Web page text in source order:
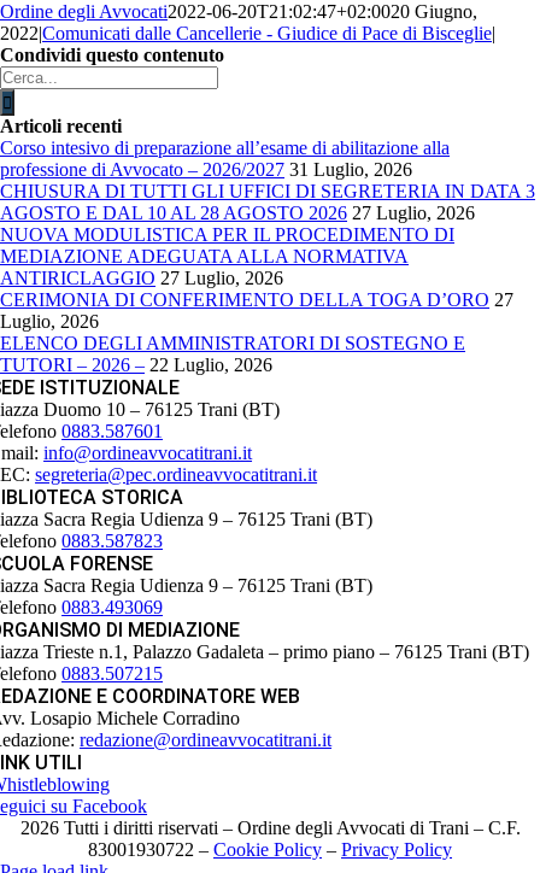
Ordine degli Avvocati2022-06-20T21:02:47+02:0020 Giugno,
2022|Comunicati dalle Cancellerie - Giudice di Pace di Bisceglie|
Condividi questo contenuto
Facebook
X
LinkedIn
WhatsApp
Email
Cerca
per:
Articoli recenti
Corso intesivo di preparazione all’esame di abilitazione alla
professione di Avvocato – 2026/2027 31 Luglio, 2026
CHIUSURA DI TUTTI GLI UFFICI DI SEGRETERIA IN DATA 3
AGOSTO E DAL 10 AL 28 AGOSTO 2026 27 Luglio, 2026
NUOVA MODULISTICA PER IL PROCEDIMENTO DI
MEDIAZIONE ADEGUATA ALLA NORMATIVA
ANTIRICLAGGIO 27 Luglio, 2026
CERIMONIA DI CONFERIMENTO DELLA TOGA D’ORO 27
Luglio, 2026
ELENCO DEGLI AMMINISTRATORI DI SOSTEGNO E
TUTORI – 2026 – 22 Luglio, 2026
ISTITUZIONALE
Duomo 10 – 76125 Trani (BT)
0883.587601
info@ordineavvocatitrani.it
segreteria@pec.ordineavvocatitrani.it
STORICA
Sacra Regia Udienza 9 – 76125 Trani (BT)
0883.587823
FORENSE
Sacra Regia Udienza 9 – 76125 Trani (BT)
0883.493069
DI MEDIAZIONE
Trieste n.1, Palazzo Gadaleta – primo piano – 76125 Trani (BT)
0883.507215
E COORDINATORE WEB
Losapio Michele Corradino
redazione@ordineavvocatitrani.it
UTILI
su Facebook
2026 Tutti i diritti riservati – Ordine degli Avvocati di Trani – C.F.
83001930722 – Cookie Policy – Privacy Policy